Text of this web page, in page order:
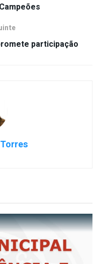
participação